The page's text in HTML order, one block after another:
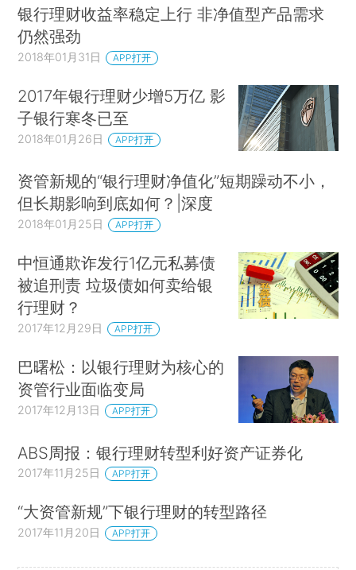
银行理财收益率稳定上行 非净值型产品需求
仍然强劲
2018年01月31日 APP打开
2017年银行理财少增5万亿 影
子银行寒冬已至
2018年01月26日 APP打开
资管新规的“银行理财净值化”短期躁动不小，
但长期影响到底如何？|深度
2018年01月25日 APP打开
中恒通欺诈发行1亿元私募债
被追刑责 垃圾债如何卖给银
行理财？
2017年12月29日 APP打开
巴曙松：以银行理财为核心的
资管行业面临变局
2017年12月13日 APP打开
ABS周报：银行理财转型利好资产证券化
2017年11月25日 APP打开
“大资管新规”下银行理财的转型路径
2017年11月20日 APP打开